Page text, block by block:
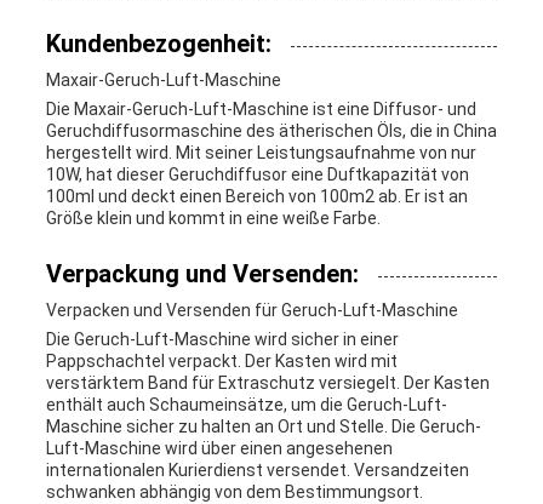
Kundenbezogenheit:
Maxair-Geruch-Luft-Maschine
Die Maxair-Geruch-Luft-Maschine ist eine Diffusor- und
Geruchdiffusormaschine des ätherischen Öls, die in China
hergestellt wird. Mit seiner Leistungsaufnahme von nur
10W, hat dieser Geruchdiffusor eine Duftkapazität von
100ml und deckt einen Bereich von 100m2 ab. Er ist an
Größe klein und kommt in eine weiße Farbe.
Verpackung und Versenden:
Verpacken und Versenden für Geruch-Luft-Maschine
Die Geruch-Luft-Maschine wird sicher in einer
Pappschachtel verpackt. Der Kasten wird mit
verstärktem Band für Extraschutz versiegelt. Der Kasten
enthält auch Schaumeinsätze, um die Geruch-Luft-
Maschine sicher zu halten an Ort und Stelle. Die Geruch-
Luft-Maschine wird über einen angesehenen
internationalen Kurierdienst versendet. Versandzeiten
schwanken abhängig von dem Bestimmungsort.